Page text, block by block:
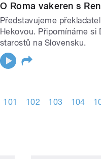
O Roma vakeren s
Představujeme
Hekovou. Připomínáme
starostů na Slovensku.
101 102 103 104